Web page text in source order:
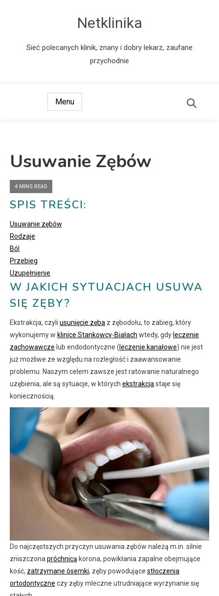
Netklinika
Sieć polecanych klinik, znany i dobry lekarz, zaufane
przychodnie
Menu
Usuwanie Zębów
4 MINS READ
SPIS TREŚCI:
Usuwanie zębów
Rodzaje
Ból
Przebieg
Uzupełnienie
W JAKICH SYTUACJACH USUWA
SIĘ ZĘBY?
Ekstrakcja, czyli usunięcie zęba z zębodołu, to zabieg, który
wykonujemy w klinice Stankowcy-Białach wtedy, gdy leczenie
zachowawcze lub endodontyczne ( leczenie kanałowe) nie jest
już możliwe ze względu na rozległość i zaawansowanie
problemu. Naszym celem zawsze jest ratowanie naturalnego
uzębienia, ale są sytuacje, w których ekstrakcja staje się
koniecznością.
Do najczęstszych przyczyn usuwania zębów należą m.in. silnie
zniszczona próchnicą korona, powikłania zapalne obejmujące
kość, zatrzymane ósemki, zęby powodujące stłoczenia
ortodontyczne czy zęby mleczne utrudniające wyrzynanie się